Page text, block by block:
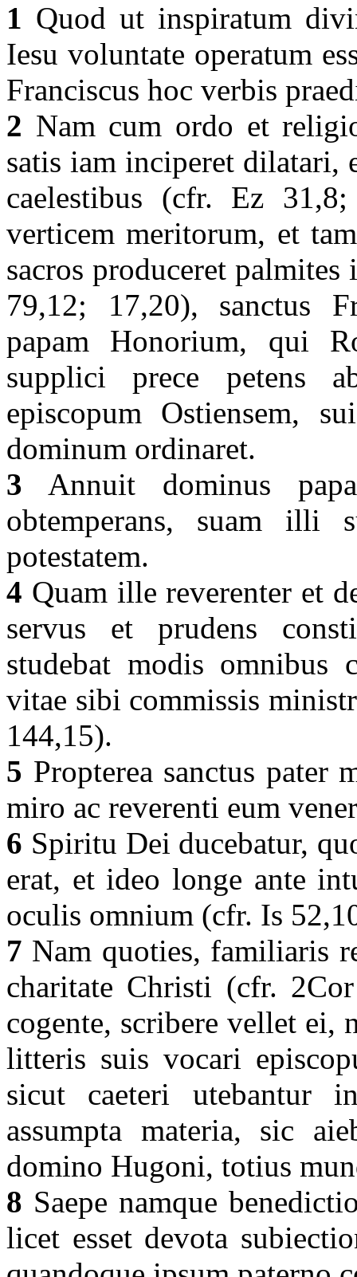
1 Quod ut inspiratum
Iesu voluntate operatum
Franciscus hoc verbis
2 Nam cum ordo et
satis iam inciperet dilatari,
caelestibus (cfr. Ez
verticem meritorum, et
sacros produceret
79,12; 17,20), sanctus
papam Honorium, qui
supplici prece petens
episcopum Ostiensem,
dominum ordinaret.
3 Annuit dominus
obtemperans, suam illi
potestatem.
4 Quam ille reverenter et
servus et prudens
studebat modis omnibus
vitae sibi commissis
144,15).
5 Propterea sanctus pater
miro ac reverenti eum
6 Spiritu Dei ducebatur,
erat, et ideo longe ante
oculis omnium (cfr. Is
7 Nam quoties, familiaris
charitate Christi (cfr.
cogente, scribere vellet ei,
litteris suis vocari
sicut caeteri utebantur
assumpta materia, sic
domino Hugoni, totius
8 Saepe namque
licet esset devota